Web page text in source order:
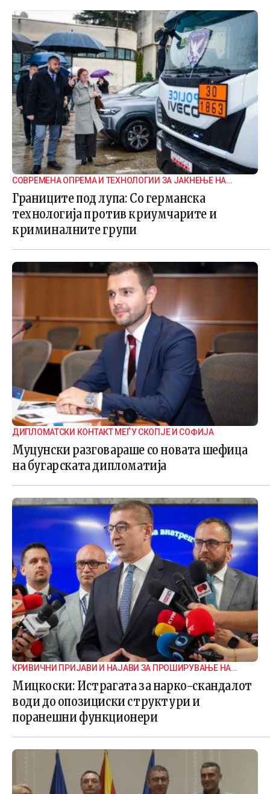
СОВРЕМЕНА ОПРЕМА И ТЕХНОЛОГИИ ЗА ЈАКНЕЊЕ НА
ГРАНИЧНАТА БЕЗБЕДНОСТ
Границите под лупа: Со германска
технологија против криумчарите и
криминалните групи
ДИПЛОМАТСКИ КОНТАКТ МЕЃУ СКОПЈЕ И СОФИЈА
Муцунски разговараше со новата шефица
на бугарската дипломатија
КРИВИЧНИ ПРИЈАВИ И НАЈАВИ ЗА ПРОШИРУВАЊЕ НА
ИСТРАГАТА
Мицкоски: Истрагата за нарко-скандалот
води до опозициски структури и
поранешни функционери